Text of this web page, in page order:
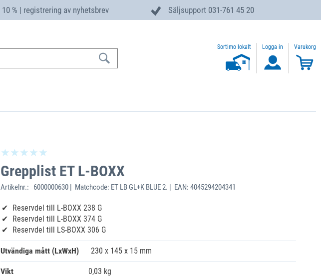
10 % | registrering av nyhetsbrev Säljsupport 031-761 45 20
Sortimo lokalt Logga in Varukorg
Grepplist ET L-BOXX
Artikelnr.: 6000000630 | Matchcode: ET LB GL+K BLUE 2. | EAN: 4045294204341
Reservdel till L-BOXX 238 G
Reservdel till L-BOXX 374 G
Reservdel till LS-BOXX 306 G
Utvändiga mått (LxWxH) 230 x 145 x 15 mm
Vikt 0,03 kg